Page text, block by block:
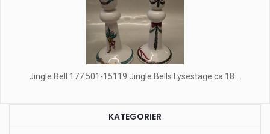
Jingle Bell 177.501-15119 Jingle Bells Lysestage ca 18 ...
KATEGORIER